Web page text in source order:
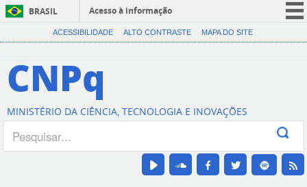
BRASIL
Acesso à informação
CORONAVÍRUS (COVID-19)
Canais
ACESSIBILIDADE ALTO CONTRASTE MAPA DO SITE
CNPq
MINISTÉRIO DA CIÊNCIA, TECNOLOGIA E INOVAÇÕES